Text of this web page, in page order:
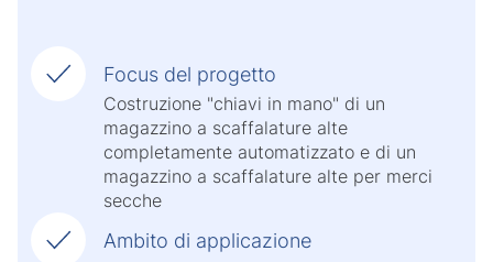
Focus del progetto
Costruzione "chiavi in mano" di un
magazzino a scaffalature alte
completamente automatizzato e di un
magazzino a scaffalature alte per merci
secche
Ambito di applicazione